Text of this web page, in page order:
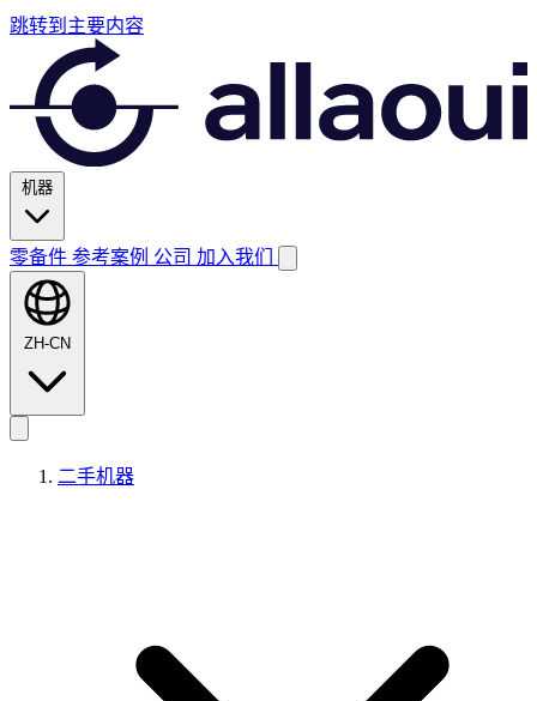
跳转到主要内容
机器
零备件 参考案例 公司 加入我们
ZH-CN
二手机器